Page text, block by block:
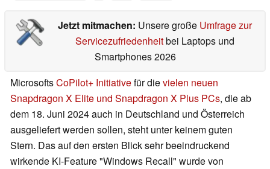
Jetzt mitmachen: Unsere große Umfrage zur
Servicezufriedenheitbei Laptops und
Smartphones 2026
MicrosoftsCoPilot+ Initiativefür dievielen neuen
Snapdragon X Elite und Snapdragon X Plus PCs, die ab
dem 18. Juni 2024 auch in Deutschland und Österreich
ausgeliefert werden sollen, steht unter keinem guten
Stern. Das auf den ersten Blick sehr beeindruckend
wirkende KI-Feature "Windows Recall" wurde von